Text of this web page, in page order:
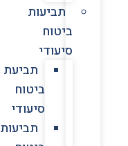
תביעות
ביטוח
סיעודי
תביעת
ביטוח
סיעודי
תביעות